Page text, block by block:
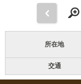
所在地
交通